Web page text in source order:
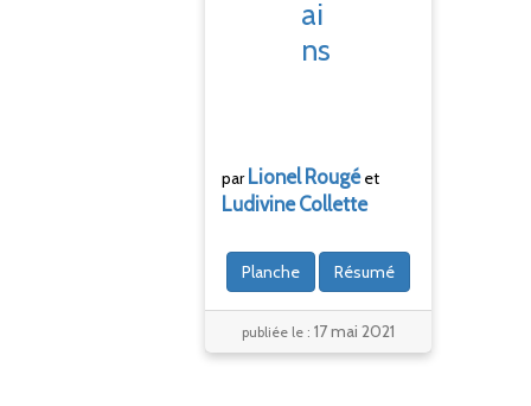
ai
ns
parLionel Rougéet
Ludivine Collette
Planche Résumé
publiée le :17 mai 2021